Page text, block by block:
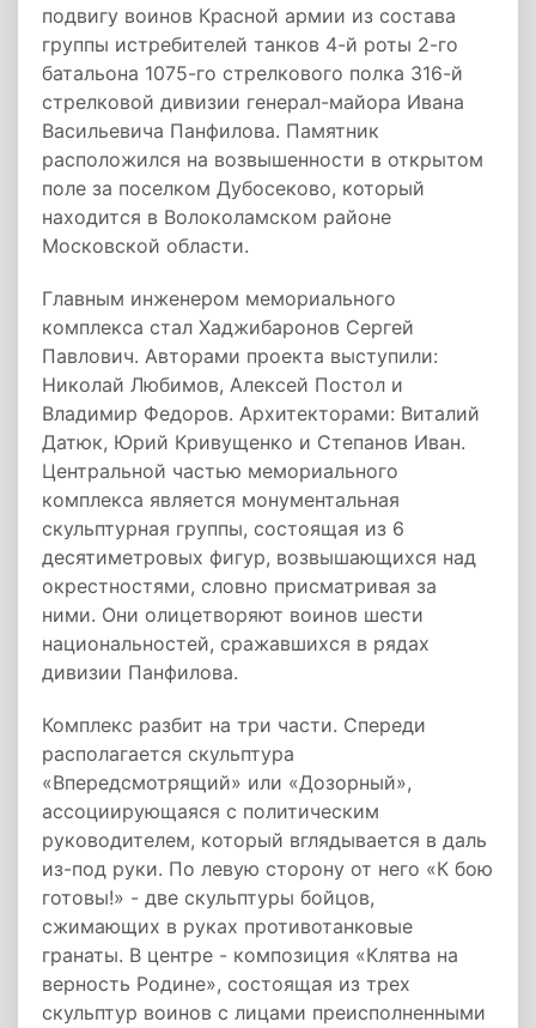
подвигу воинов Красной армии из состава
группы истребителей танков 4-й роты 2-го
батальона 1075-го стрелкового полка 316-й
стрелковой дивизии генерал-майора Ивана
Васильевича Панфилова. Памятник
расположился на возвышенности в открытом
поле за поселком Дубосеково, который
находится в Волоколамском районе
Московской области.
Главным инженером мемориального
комплекса стал Хаджибаронов Сергей
Павлович. Авторами проекта выступили:
Николай Любимов, Алексей Постол и
Владимир Федоров. Архитекторами: Виталий
Датюк, Юрий Кривущенко и Степанов Иван.
Центральной частью мемориального
комплекса является монументальная
скульптурная группы, состоящая из 6
десятиметровых фигур, возвышающихся над
окрестностями, словно присматривая за
ними. Они олицетворяют воинов шести
национальностей, сражавшихся в рядах
дивизии Панфилова.
Комплекс разбит на три части. Спереди
располагается скульптура
«Впередсмотрящий» или «Дозорный»,
ассоциирующаяся с политическим
руководителем, который вглядывается в даль
из-под руки. По левую сторону от него «К бою
готовы!» - две скульптуры бойцов,
сжимающих в руках противотанковые
гранаты. В центре - композиция «Клятва на
верность Родине», состоящая из трех
скульптур воинов с лицами преисполненными